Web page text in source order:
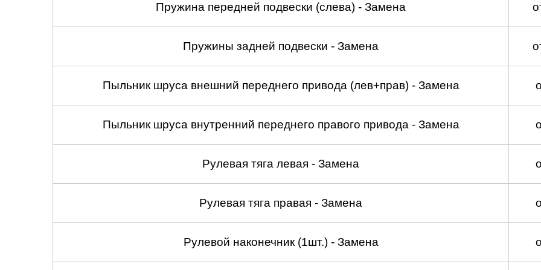
Пружина передней подвески (слева) - Замена
Пружины задней подвески - Замена
Пыльник шруса внешний переднего привода (лев+прав) - Замена
Пыльник шруса внутренний переднего правого привода - Замена
Рулевая тяга левая - Замена
Рулевая тяга правая - Замена
Рулевой наконечник (1шт.) - Замена